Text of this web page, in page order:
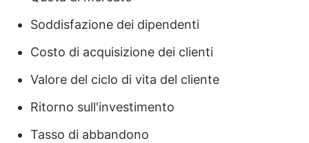
Soddisfazione dei dipendenti
Costo di acquisizione dei clienti
Valore del ciclo di vita del cliente
Ritorno sull'investimento
Tasso di abbandono